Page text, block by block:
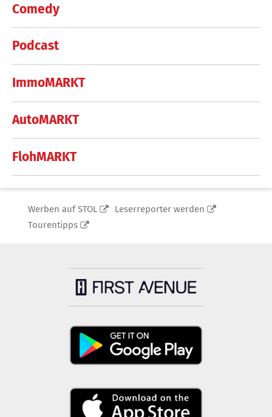
Comedy
Podcast
ImmoMARKT
AutoMARKT
FlohMARKT
Werben auf STOL
Leserreporter werden
Tourentipps